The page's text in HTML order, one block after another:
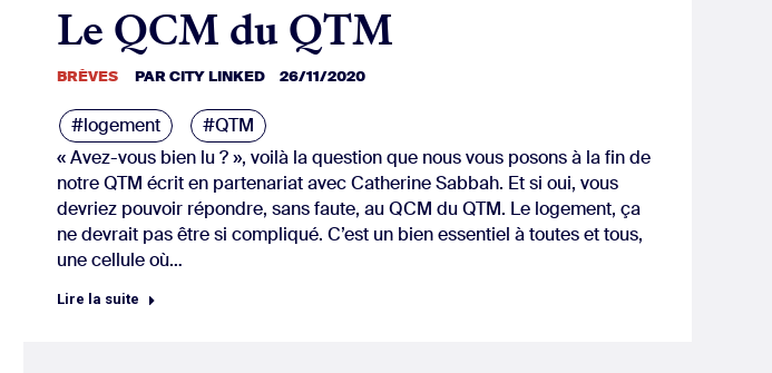
Le QCM du QTM
BRÈVES PARCITY LINKED 26/11/2020
#logement
#QTM
« Avez-vous bien lu ? », voilà la question que nous vous posons à la fin de
notre QTM écrit en partenariat avec Catherine Sabbah. Et si oui, vous
devriez pouvoir répondre, sans faute, au QCM du QTM. Le logement, ça
ne devrait pas être si compliqué. C’est un bien essentiel à toutes et tous,
une cellule où…
Lire la suite